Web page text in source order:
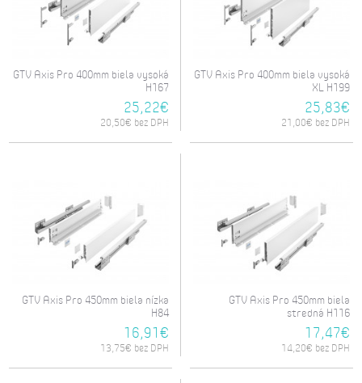
GTV Axis Pro 400mm biela vysoká
H167
25,22€
20,50€ bez DPH
GTV Axis Pro 400mm biela vysoká
XL H199
25,83€
21,00€ bez DPH
GTV Axis Pro 450mm biela nízka
H84
16,91€
13,75€ bez DPH
GTV Axis Pro 450mm biela
stredná H116
17,47€
14,20€ bez DPH